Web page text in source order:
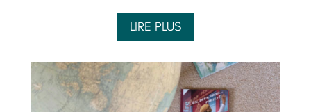
LIRE PLUS